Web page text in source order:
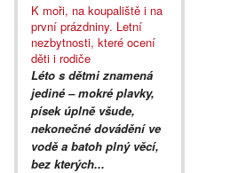
K moři, na koupaliště i na
první prázdniny. Letní
nezbytnosti, které ocení
děti i rodiče
Léto s dětmi znamená
jediné – mokré plavky,
písek úplně všude,
nekonečné dovádění ve
vodě a batoh plný věcí,
bez kterých...